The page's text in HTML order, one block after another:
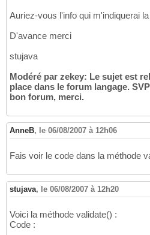
14
16
Retour au
</body>
Auriez-vous l'info qui m'indiquerai
D'avance merci
stujava
Modéré par zekey: Le sujet est
place dans le forum langage.
bon forum, merci.
AnneB, le 06/08/2007 à 12h06
Fais voir le code dans la méthode
stujava, le 06/08/2007 à 12h20
Voici la méthode validate() :
Code :